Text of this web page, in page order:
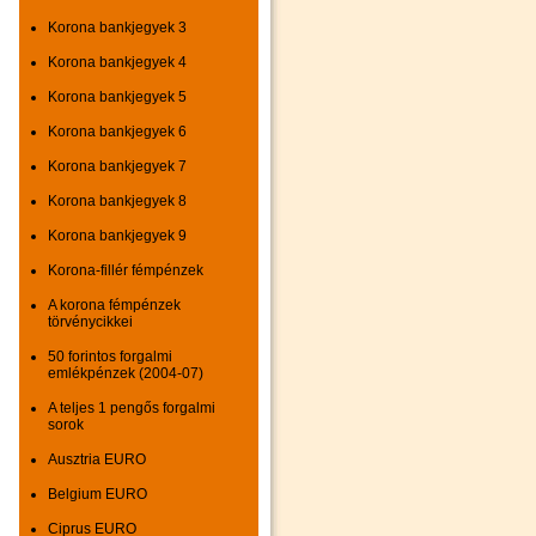
Korona bankjegyek 3
Korona bankjegyek 4
Korona bankjegyek 5
Korona bankjegyek 6
Korona bankjegyek 7
Korona bankjegyek 8
Korona bankjegyek 9
Korona-fillér fémpénzek
A korona fémpénzek
törvénycikkei
50 forintos forgalmi
emlékpénzek (2004-07)
A teljes 1 pengős forgalmi
sorok
Ausztria EURO
Belgium EURO
Ciprus EURO